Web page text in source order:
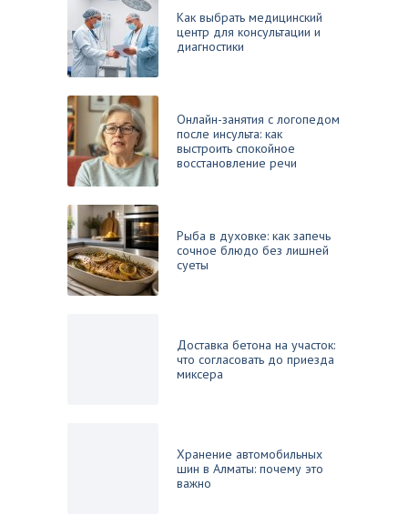
Как выбрать медицинский
центр для консультации и
диагностики
Онлайн-занятия с логопедом
после инсульта: как
выстроить спокойное
восстановление речи
Рыба в духовке: как запечь
сочное блюдо без лишней
суеты
Доставка бетона на участок:
что согласовать до приезда
миксера
Хранение автомобильных
шин в Алматы: почему это
важно